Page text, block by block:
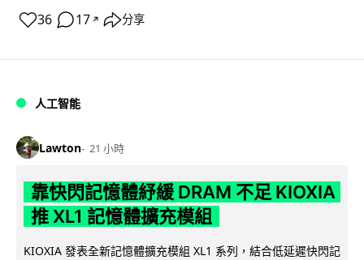
36 17 ↗ 分享
人工智能
Lawton 21 小時
靠快閃記憶體紓緩 DRAM 不足 KIOXIA
推 XL1 記憶體擴充模組
KIOXIA 發表全新記憶體擴充模組 XL1 系列，結合低延遲快閃記